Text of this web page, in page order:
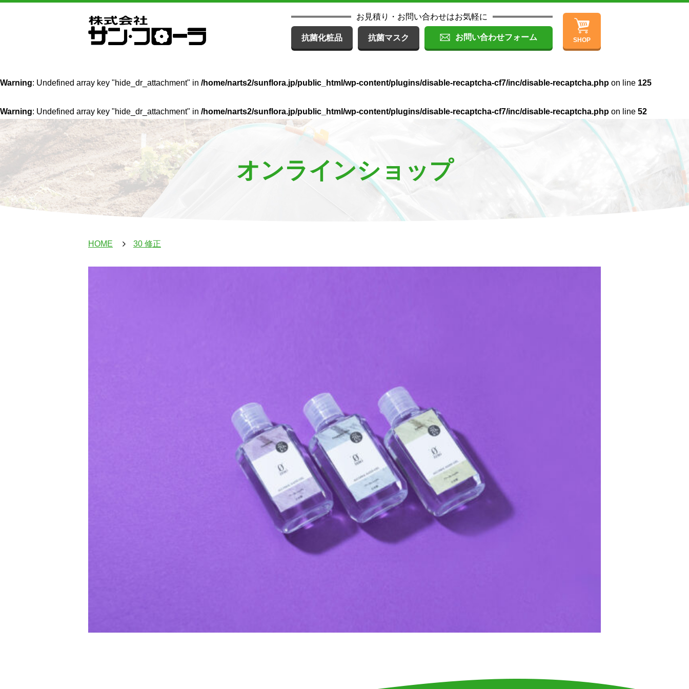
Warning: Undefined array key "hide_dr_attachment" in /home/narts2/sunflora.jp/public_html/wp-content/plugins/disable-recaptcha-cf7/inc/disable-recaptcha.php on line 125
Warning: Undefined array key "hide_dr_attachment" in /home/narts2/sunflora.jp/public_html/wp-content/plugins/disable-recaptcha-cf7/inc/disable-recaptcha.php on line 52
お見積り・お問い合わせはお気軽に
抗菌化粧品 抗菌マスク お問い合わせフォーム SHOP
オンラインショップ
HOME 30 修正